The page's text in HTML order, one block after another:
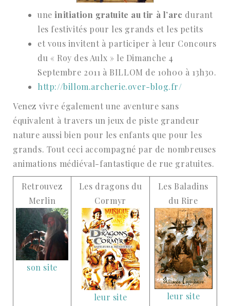
une initiation gratuite au tir à l’arc durant
les festivités pour les grands et les petits
et vous invitent à participer à leur Concours
du « Roy des Aulx » le Dimanche 4
Septembre 2011 à BILLOM de 10h00 à 13h30.
http://billom.archerie.over-blog.fr/
Venez vivre également une aventure sans
équivalent à travers un jeux de piste grandeur
nature aussi bien pour les enfants que pour les
grands. Tout ceci accompagné par de nombreuses
animations médiéval-fantastique de rue gratuites.
Retrouvez
Merlin
son site
Les dragons du
Cormyr
leur site
Les Baladins
du Rire
leur site